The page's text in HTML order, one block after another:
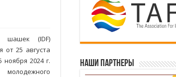
шашек (IDF)
от 25 августа
2024 г.
Наши партнеры